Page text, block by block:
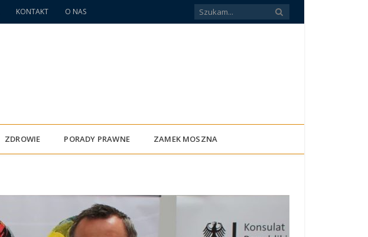
KONTAKT O NAS
ZDROWIE PORADY PRAWNE ZAMEK MOSZNA